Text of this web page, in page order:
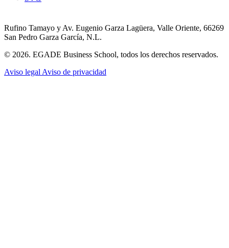
Rufino Tamayo y Av. Eugenio Garza Lagüera, Valle Oriente, 66269
San Pedro Garza García, N.L.
© 2026. EGADE Business School, todos los derechos reservados.
Aviso legal Aviso de privacidad